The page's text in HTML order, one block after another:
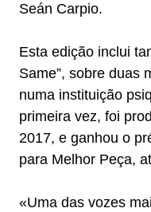
Seán Carpio.
Esta edição inclui
Same”, sobre duas
numa instituição
primeira vez, foi
2017, e ganhou o
para Melhor Peça,
«Uma das vozes